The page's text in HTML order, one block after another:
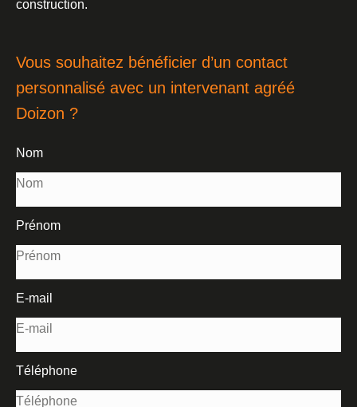
construction.
Vous souhaitez bénéficier d’un contact
personnalisé avec un intervenant agréé
Doizon ?
Nom
Prénom
E-mail
Téléphone